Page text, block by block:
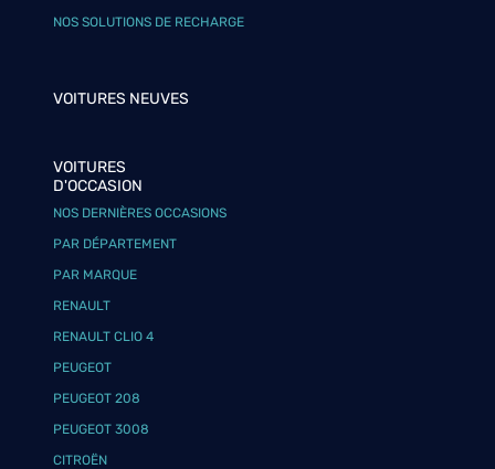
NOS SOLUTIONS DE RECHARGE
VOITURES NEUVES
VOITURES
D'OCCASION
NOS DERNIÈRES OCCASIONS
PAR DÉPARTEMENT
PAR MARQUE
RENAULT
RENAULT CLIO 4
PEUGEOT
PEUGEOT 208
PEUGEOT 3008
CITROËN